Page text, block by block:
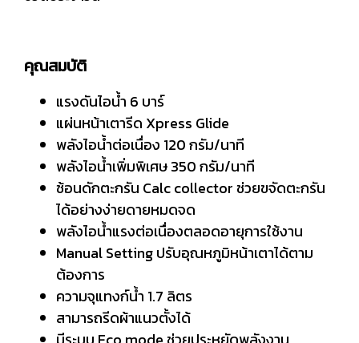
คุณสมบัติ
แรงดันไอน้ำ 6 บาร์
แผ่นหน้าเตารีด Xpress Glide
พลังไอน้ำต่อเนื่อง 120 กรัม/นาที
พลังไอน้ำเพิ่มพิเศษ 350 กรัม/นาที
ช้อนดักตะกรัน Calc collector ช่วยขจัดตะกรัน
ได้อย่างง่ายดายหมดจด
พลังไอน้ำแรงต่อเนื่องตลอดอายุการใช้งาน
Manual Setting ปรับอุณหภูมิหน้าเตาได้ตาม
ต้องการ
ความจุแทงก์น้ำ 1.7 ลิตร
สามารถรีดผ้าแนวตั้งได้